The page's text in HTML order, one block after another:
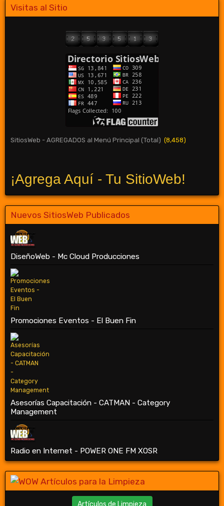
Visitas al Sitio
SitiosWeb - AGREGADOS al Menú Principal (Total) (8,458)
¡Agrega Aquí - Tu SitioWeb!
Nuevos SitiosWeb Publicados
DiseñoWeb - Mc Cloud Producciones
Promociones Eventos - El Buen Fin
Asesorías Capacitación - CATMAN - Category
Management
Radio en Internet - POWER ONE FM XOSR
Artículos de Limpieza